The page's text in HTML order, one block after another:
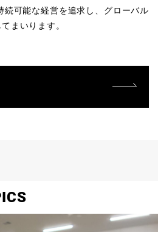
続可能な経営を追求し、グローバル
まいります。